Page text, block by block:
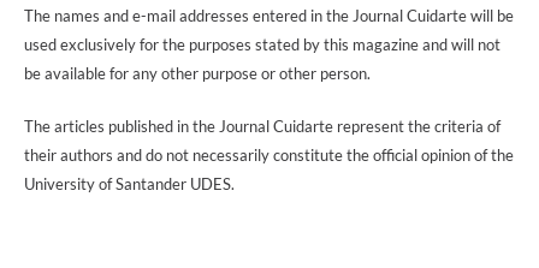
The names and e-mail addresses entered in the Journal Cuidarte will be
used exclusively for the purposes stated by this magazine and will not
be available for any other purpose or other person.
The articles published in the Journal Cuidarte represent the criteria of
their authors and do not necessarily constitute the official opinion of the
University of Santander UDES.